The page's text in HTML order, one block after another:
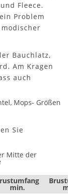
Fleece.
Problem
Bauchlatz,
Am Kragen
auch
Sie
Mitte der
min.